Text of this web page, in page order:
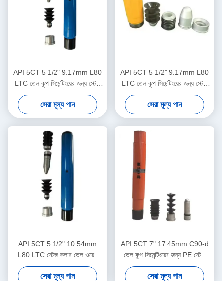
API 5CT 5 1/2" 9.17mm L80
LTC তেল কূপ সিমেন্টিংয়ের জন্য স্টেজ
কলার
সেরা মূল্য পান
API 5CT 5 1/2" 9.17mm L80
LTC তেল কূপ সিমেন্টিংয়ের জন্য স্টেজ
কলার
সেরা মূল্য পান
API 5CT 5 1/2" 10.54mm
L80 LTC স্টেজ কলার তেল ওয়েল
সিমেন্টিংয়ের জন্য
সেরা মূল্য পান
API 5CT 7" 17.45mm C90-d
তেল কূপ সিমেন্টিংয়ের জন্য PE স্টেজ
কলার
সেরা মূল্য পান